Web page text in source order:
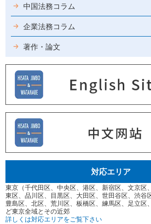
中国法務コラム
企業法務コラム
著作・論文
対応エリア
東京（千代田区、中央区、港区、新宿区、文京区
東区、品川区、目黒区、大田区、世田谷区、渋谷
豊島区、北区、荒川区、板橋区、練馬区、足立区
ど東京全域とその近郊
詳しくは対応エリアをご覧下さい